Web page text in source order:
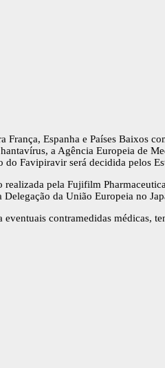
Espanha e Países Baixos
a Agência Europeia de
Favipiravir será decidida pelos
pela Fujifilm
Delegação da União Europeia no
contramedidas médicas,